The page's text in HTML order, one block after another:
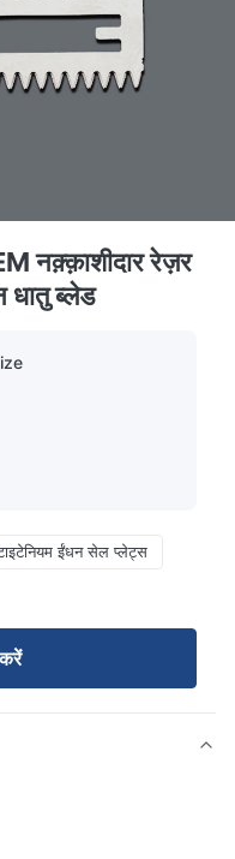
नक़्क़ाशीदार रेज़र
ब्लेड
ईंधन सेल प्लेट्स